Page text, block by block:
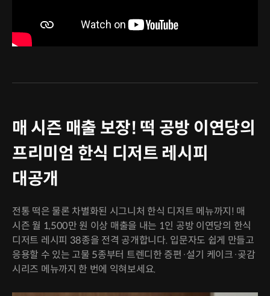
매 시즌 매출 보장! 떡 공방 이연당의
프리미엄 한식 디저트 레시피
대공개
전통 떡은 물론 차별화된 시그니처 한식 디저트 메뉴까지! 매
시즌 월 1,500만 원 이상 매출을 내는 1인 공방 이연당의 한식
디저트 레시피 38종을 전격 공개합니다. 입문자도 쉽게 만들고
응용할 수 있는 고물 5종부터 트렌디한 증편·설기 케이크·곶감
시리즈 메뉴까지 한 번에 익혀보세요.